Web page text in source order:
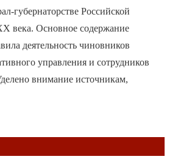
губернаторстве Российской
века. Основное содержание
деятельность чиновников
управления и сотрудников
внимание источникам,